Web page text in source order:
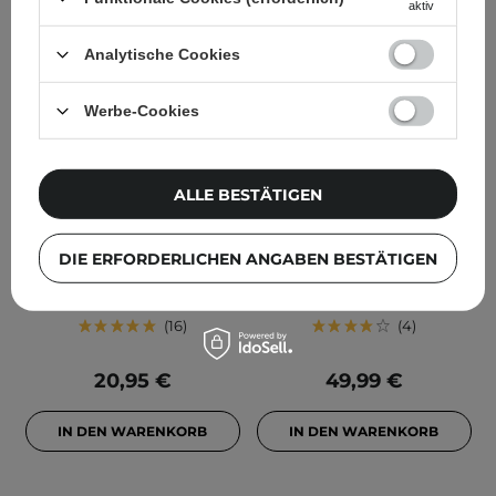
Hochaktiver Peeling-
Puder - 13g
16
20,95 €
IN DEN WARENKORB
Medik8 - Sleep Glycolic -
Nachtpeeling mit AHA-
Technologie mit
verzögerter Freisetzung -
30ml
4
49,99 €
IN DEN WARENKORB
aktiv
Analytische Cookies
Werbe-Cookies
DIE ERFORDERLICHEN ANGABEN BESTÄTIGEN
ALLE BESTÄTIGEN